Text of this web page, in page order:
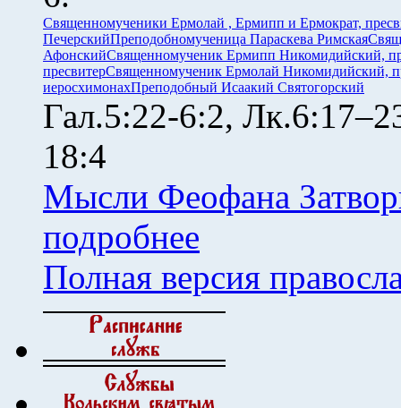
Священномученики Ермолай , Ермипп и Ермократ,
ПечерскийПреподобномученица Параскева Римская
АфонскийСвященномученик Ермипп Никомидийский,
пресвитерСвященномученик Ермолай Никомидийский,
иеросхимонахПреподобный Исаакий Святогорский
Гал.5:22-6:2,
18:4
Мысли Феофана
подробнее
Полная версия